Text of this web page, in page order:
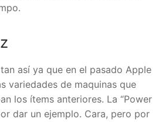
así ya que en el pasado Apple
variedades de maquinas que
los ítems anteriores. La “Power
dar un ejemplo. Cara, pero por